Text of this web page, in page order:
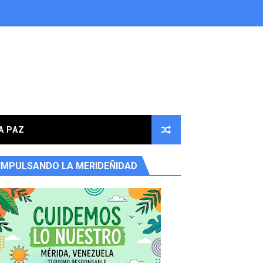
en la parroquia Osuna Rodríguez
PAZ
IMPULSANDO LA MERIDEÑIDAD